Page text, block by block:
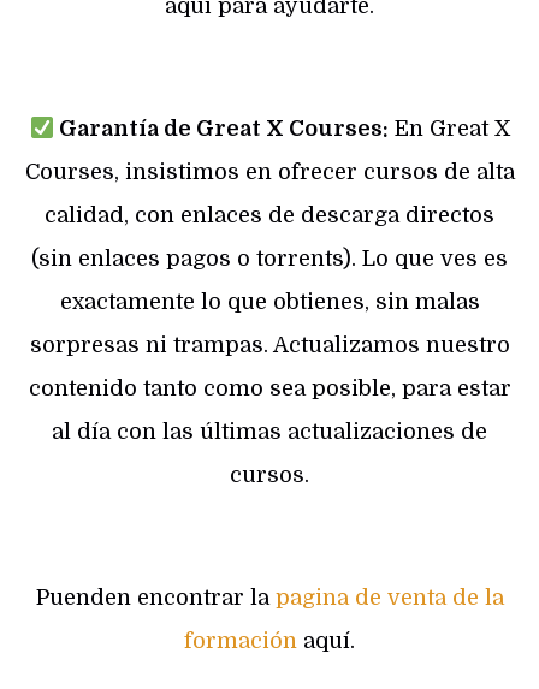
aquí para ayudarte.
Garantía de Great X Courses: En Great X
Courses, insistimos en ofrecer cursos de alta
calidad, con enlaces de descarga directos
(sin enlaces pagos o torrents). Lo que ves es
exactamente lo que obtienes, sin malas
sorpresas ni trampas. Actualizamos nuestro
contenido tanto como sea posible, para estar
al día con las últimas actualizaciones de
cursos.
Puenden encontrar la pagina de venta de la
formación aquí.